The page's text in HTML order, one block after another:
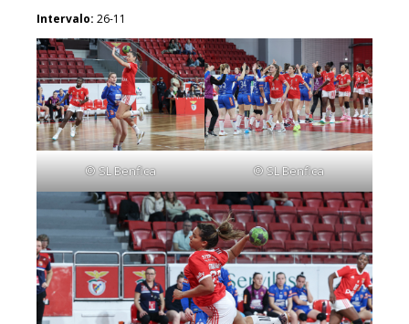
Intervalo: 26-11
© SL Benfica © SL Benfica